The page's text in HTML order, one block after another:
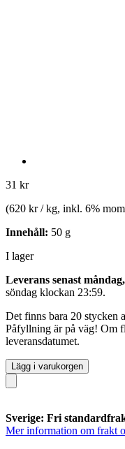
31 kr
(620 kr / kg, inkl. 6%
Innehåll: 50 g
I lager
Leverans senast
söndag klockan 23:59.
Det finns bara 20 stycken
Påfyllning är på väg! Om
leveransdatumet.
Lägg i varukorgen
Sverige: Fri
Mer information om frakt